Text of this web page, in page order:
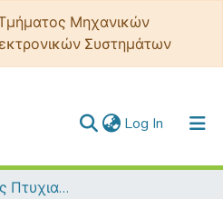
Μηχανικών
Συστημάτων
Log In (current)
Ολοκληρωμένες Πτυχιακές - Διπλωματικές